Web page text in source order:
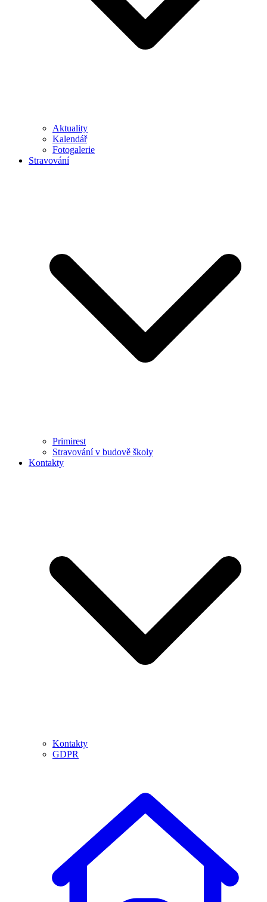
Aktuality
Kalendář
Fotogalerie
Stravování
Primirest
Stravování v budově školy
Kontakty
Kontakty
GDPR